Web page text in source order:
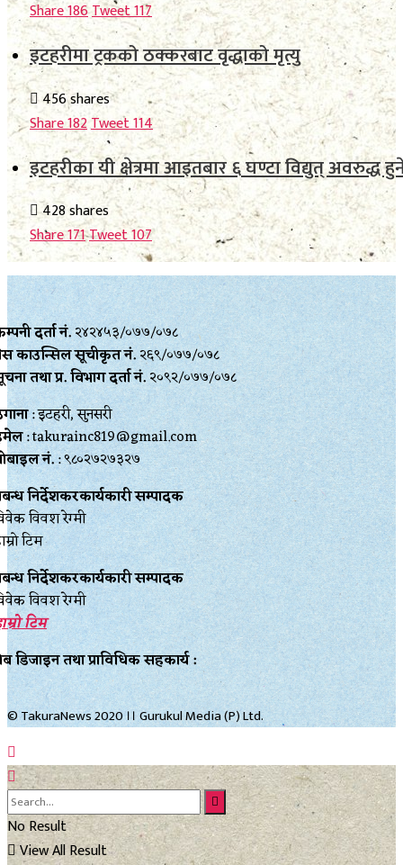
Share186Tweet117
इटहरीमा ट्रकको ठक्करबाट वृद्धाको मृत्यु
456 shares
Share182Tweet114
इटहरीका यी क्षेत्रमा आइतबार ६ घण्टा विद्युत् अवरुद्ध
428 shares
Share171Tweet107
दर्ता नं.२४२४५३/०७७/०७८
काउन्सिल सूचीकृत नं.२६९/०७७/०७८
तथा प्र‍. विभाग दर्ता नं.२०९२/०७७/०७८
: इटहरी, सुनसरी
: takurainc819@gmail.com
नं.: ९८०२७२७३२७
निर्देशकरकार्यकारी सम्पादक
विवश रेग्मी
टिम
निर्देशकरकार्यकारी सम्पादक
विवश रेग्मी
टिम
डिजाइन तथा प्राविधिक सहकार्य :
© TakuraNews 2020 ।। Gurukul Media (P) Ltd.
No Result
View All Result